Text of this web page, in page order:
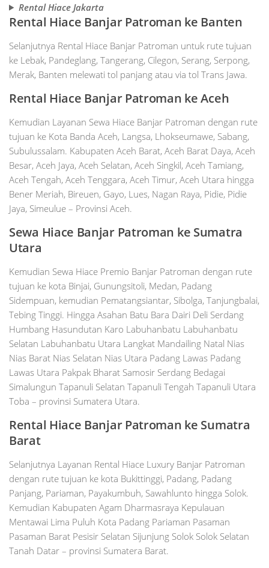
RentalHiace Jakarta
Rental Hiace Banjar Patroman ke Banten
Selanjutnya Rental Hiace Banjar Patroman untuk rute tujuan
ke Lebak, Pandeglang, Tangerang, Cilegon, Serang, Serpong,
Merak, Banten melewati tol panjang atau via tol Trans Jawa.
Rental Hiace Banjar Patroman ke Aceh
Kemudian Layanan Sewa Hiace Banjar Patroman dengan rute
tujuan ke Kota Banda Aceh, Langsa, Lhokseumawe, Sabang,
Subulussalam. Kabupaten Aceh Barat, Aceh Barat Daya, Aceh
Besar, Aceh Jaya, Aceh Selatan, Aceh Singkil, Aceh Tamiang,
Aceh Tengah, Aceh Tenggara, Aceh Timur, Aceh Utara hingga
Bener Meriah, Bireuen, Gayo, Lues, Nagan Raya, Pidie, Pidie
Jaya, Simeulue – Provinsi Aceh.
Sewa Hiace Banjar Patroman ke Sumatra
Utara
Kemudian Sewa Hiace Premio Banjar Patroman dengan rute
tujuan ke kota Binjai, Gunungsitoli, Medan, Padang
Sidempuan, kemudian Pematangsiantar, Sibolga, Tanjungbalai,
Tebing Tinggi. Hingga Asahan Batu Bara Dairi Deli Serdang
Humbang Hasundutan Karo Labuhanbatu Labuhanbatu
Selatan Labuhanbatu Utara Langkat Mandailing Natal Nias
Nias Barat Nias Selatan Nias Utara Padang Lawas Padang
Lawas Utara Pakpak Bharat Samosir Serdang Bedagai
Simalungun Tapanuli Selatan Tapanuli Tengah Tapanuli Utara
Toba – provinsi Sumatera Utara.
Rental Hiace Banjar Patroman ke Sumatra
Barat
Selanjutnya Layanan Rental Hiace Luxury Banjar Patroman
dengan rute tujuan ke kota Bukittinggi, Padang, Padang
Panjang, Pariaman, Payakumbuh, Sawahlunto hingga Solok.
Kemudian Kabupaten Agam Dharmasraya Kepulauan
Mentawai Lima Puluh Kota Padang Pariaman Pasaman
Pasaman Barat Pesisir Selatan Sijunjung Solok Solok Selatan
Tanah Datar – provinsi Sumatera Barat.